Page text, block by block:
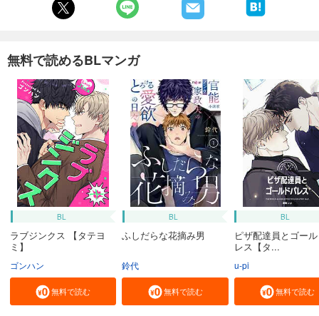
無料で読めるBLマンガ
BL
ラブジンクス 【タテヨ
ミ】
ゴンハン
無料で読む
BL
ふしだらな花摘み男
鈴代
無料で読む
BL
ピザ配達員とゴー
レス【タ...
u-pi
無料で読む